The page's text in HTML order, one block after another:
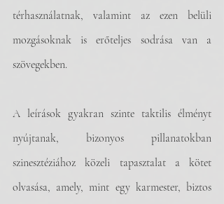
térhasználatnak, valamint az ezen belüli
mozgásoknak is erőteljes sodrása van a
szövegekben.
A leírások gyakran szinte taktilis élményt
nyújtanak, bizonyos pillanatokban
szinesztéziához közeli tapasztalat a kötet
olvasása, amely, mint egy karmester, biztos